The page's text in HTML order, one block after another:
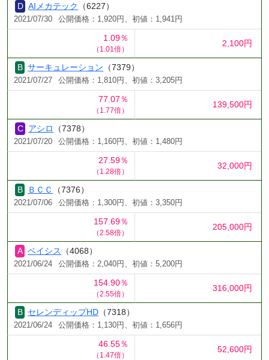
AIメカテック （6227）
2021/07/30 公開価格：1,920円、初値：1,941円
1.09％
（1.01倍）
2,100円
サーキュレーション （7379）
2021/07/27 公開価格：1,810円、初値：3,205円
77.07％
（1.77倍）
139,500円
アシロ （7378）
2021/07/20 公開価格：1,160円、初値：1,480円
27.59％
（1.28倍）
32,000円
ＢＣＣ （7376）
2021/07/06 公開価格：1,300円、初値：3,350円
157.69％
（2.58倍）
205,000円
ベイシス （4068）
2021/06/24 公開価格：2,040円、初値：5,200円
154.90％
（2.55倍）
316,000円
セレンディップHD （7318）
2021/06/24 公開価格：1,130円、初値：1,656円
46.55％
（1.47倍）
52,600円